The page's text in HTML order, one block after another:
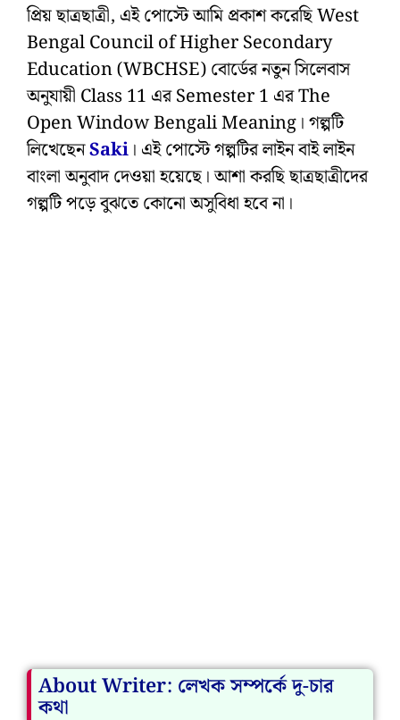
প্রিয় ছাত্রছাত্রী, এই পোস্টে আমি প্রকাশ করেছি West
Bengal Council of Higher Secondary
Education (WBCHSE) বোর্ডের নতুন সিলেবাস
অনুযায়ী Class 11 এর Semester 1 এর The
Open Window Bengali Meaning। গল্পটি
লিখেছেনSaki। এই পোস্টে গল্পটির লাইন বাই লাইন
বাংলা অনুবাদ দেওয়া হয়েছে। আশা করছি ছাত্রছাত্রীদের
গল্পটি পড়ে বুঝতে কোনো অসুবিধা হবে না।
About Writer: লেখক সম্পর্কে দু-চার
কথা